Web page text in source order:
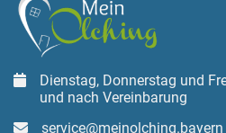
Dienstag, Donnerstag und
und nach Vereinbarung
service@meinolching.bayern